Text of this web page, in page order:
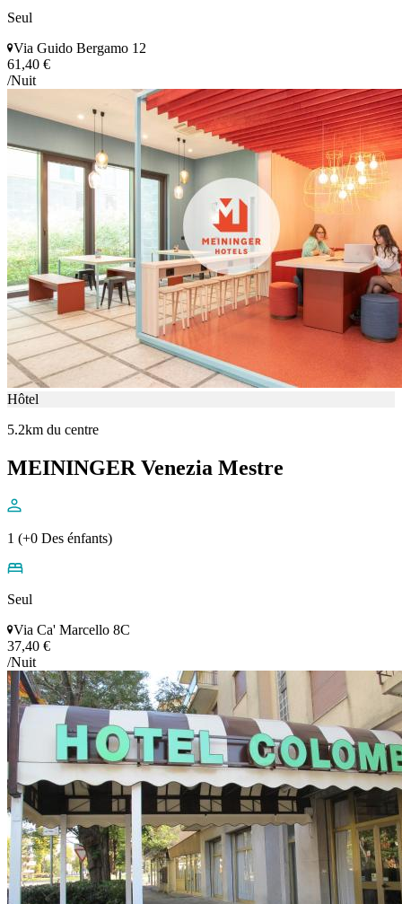
Seul
Via Guido Bergamo 12
61,40 €
/Nuit
Hôtel
5.2km du centre
MEININGER Venezia Mestre
1 (+0 Des énfants)
Seul
Via Ca' Marcello 8C
37,40 €
/Nuit